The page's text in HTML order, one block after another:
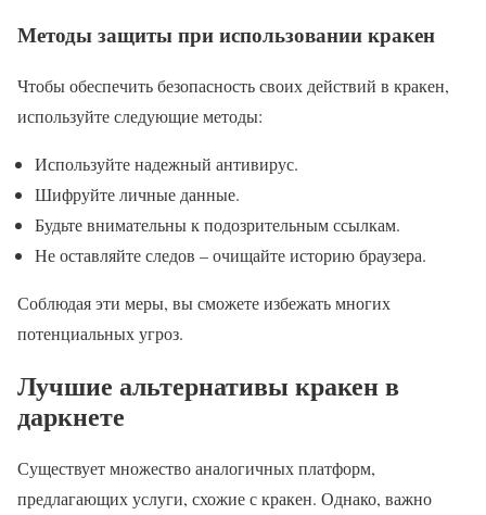
Методы защиты при использовании кракен
Чтобы обеспечить безопасность своих действий в кракен,
используйте следующие методы:
Используйте надежный антивирус.
Шифруйте личные данные.
Будьте внимательны к подозрительным ссылкам.
Не оставляйте следов – очищайте историю браузера.
Соблюдая эти меры, вы сможете избежать многих
потенциальных угроз.
Лучшие альтернативы кракен в
даркнете
Существует множество аналогичных платформ,
предлагающих услуги, схожие с кракен. Однако, важно